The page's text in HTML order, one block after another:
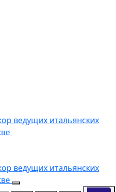
ведущих итальянских
ведущих итальянских